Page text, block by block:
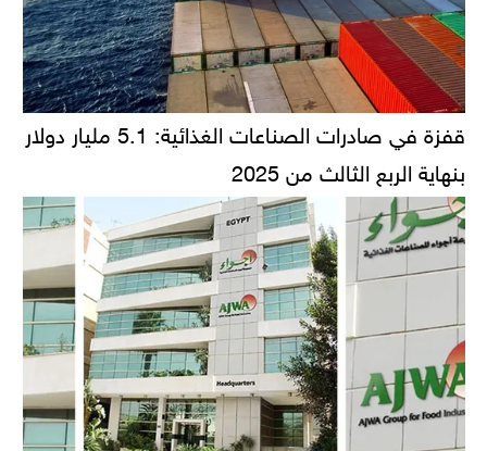
قفزة في صادرات الصناعات الغذائية: 5.1 مليار دولار
بنهاية الربع الثالث من 2025